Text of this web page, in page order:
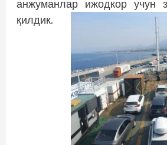
анжуманлар ижодкор учун
қилдик.